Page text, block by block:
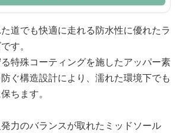
道でも快適に走れる防水性に優れたラ
す。
特殊コーティングを施したアッパー素
ぐ構造設計により、濡れた環境下でも
ちます。
力のバランスが取れたミッドソール